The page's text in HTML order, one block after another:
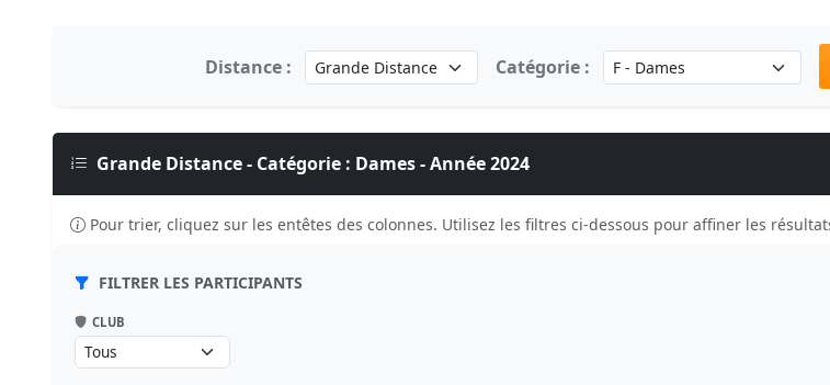
Distance : Catégorie :
Grande Distance - Catégorie : Dames - Année 2024
Pour trier, cliquez sur les entêtes des colonnes. Utilisez les filtres ci-dessous pour affiner les
FILTRER LES PARTICIPANTS
CLUB